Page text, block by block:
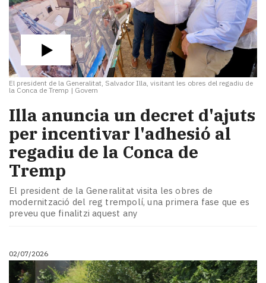
El president de la Generalitat, Salvador Illa, visitant les obres del regadiu de
la Conca de Tremp | Govern
​Illa anuncia un decret d'ajuts
per incentivar l'adhesió al
regadiu de la Conca de
Tremp
El president de la Generalitat visita les obres de
modernització del reg trempolí, una primera fase que es
preveu que finalitzi aquest any
02/07/2026